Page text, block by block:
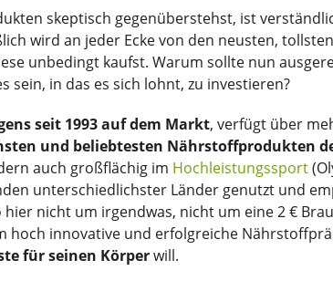
skeptisch gegenüberstehst, ist
wird an jeder Ecke von den neusten,
unbedingt kaufst. Warum sollte nun
sein, in das es sich lohnt, zu investieren?
seit 1993 auf dem Markt, verfügt über
und beliebtesten Nährstoffprodukten
auch großflächig im Hochleistungssport
unterschiedlichster Länder genutzt und
hier nicht um irgendwas, nicht um eine 2 €
hoch innovative und erfolgreiche
für seinen Körperwill.